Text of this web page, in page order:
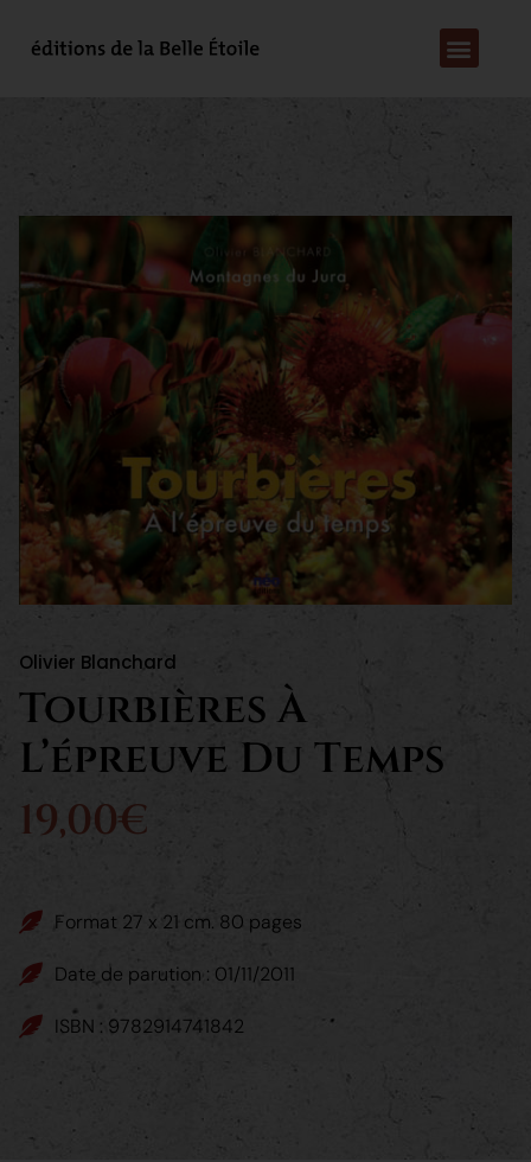
Olivier Blanchard
Tourbières À
L’épreuve Du Temps
19,00€
Format 27 x 21 cm. 80 pages
Date de parution : 01/11/2011
ISBN : 9782914741842